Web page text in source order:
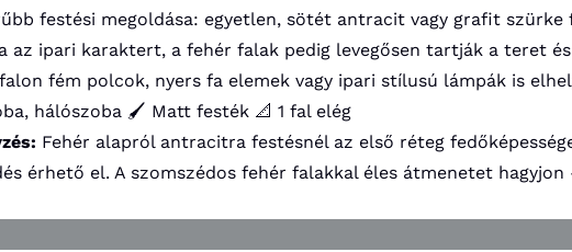
festési megoldása: egyetlen, sötét antracit vagy grafit
az ipari karaktert, a fehér falak pedig levegősen tartják a teret
fém polcok, nyers fa elemek vagy ipari stílusú lámpák is
hálószoba 🖌️ Matt festék 📐 1 fal elég
Fehér alapról antracitra festésnél az első réteg
érhető el. A szomszédos fehér falakkal éles átmenetet